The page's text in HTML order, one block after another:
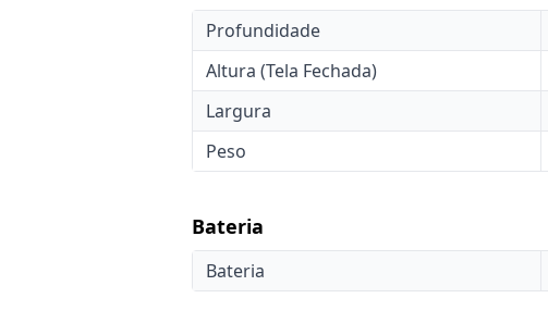
Profundidade
Altura (Tela Fechada)
Largura
Peso
Bateria
Bateria